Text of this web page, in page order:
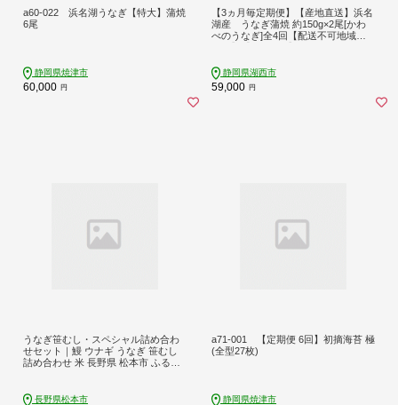
a60-022 浜名湖うなぎ【特大】蒲焼
6尾
静岡県焼津市
60,000 円
【3ヵ月毎定期便】【産地直送】浜名
湖産 うなぎ蒲焼 約150g×2尾[かわ
べのうなぎ]全4回【配送不可地域：
静岡県湖西市
59,000 円
うなぎ笹むし・スペシャル詰め合わ
せセット｜鰻 ウナギ うなぎ 笹むし
詰め合わせ 米 長野県 松本市 ふるさ
長野県松本市
a71-001 【定期便 6回】初摘海苔 極
(全型27枚)
静岡県焼津市